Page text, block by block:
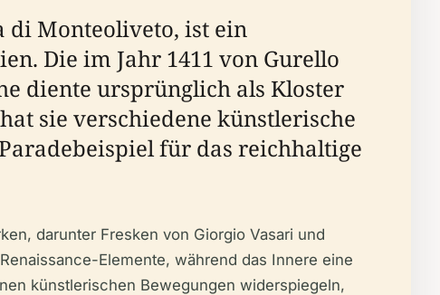
di Monteoliveto, ist ein
Die im Jahr 1411 von Gurello
diente ursprünglich als Kloster
sie verschiedene künstlerische
für das reichhaltige
darunter Fresken von Giorgio Vasari und
Elemente, während das Innere eine
künstlerischen Bewegungen widerspiegeln,